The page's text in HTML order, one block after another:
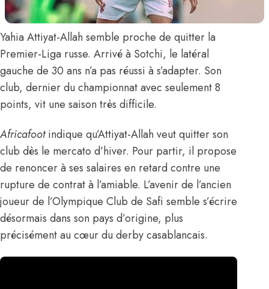
Yahia Attiyat-Allah semble proche de quitter la
Premier-Liga russe. Arrivé à Sotchi, le latéral
gauche de 30 ans n’a pas réussi à s’adapter. Son
club, dernier du championnat avec seulement 8
points, vit une saison très difficile.
Africafootindique qu’Attiyat-Allah veut quitter son
club dès le mercato d’hiver. Pour partir, il propose
de renoncer à ses salaires en retard contre une
rupture de contrat à l’amiable. L’avenir de l’ancien
joueur de l’Olympique Club de Safi semble s’écrire
désormais dans son pays d’origine, plus
précisément au cœur du derby casablancais.